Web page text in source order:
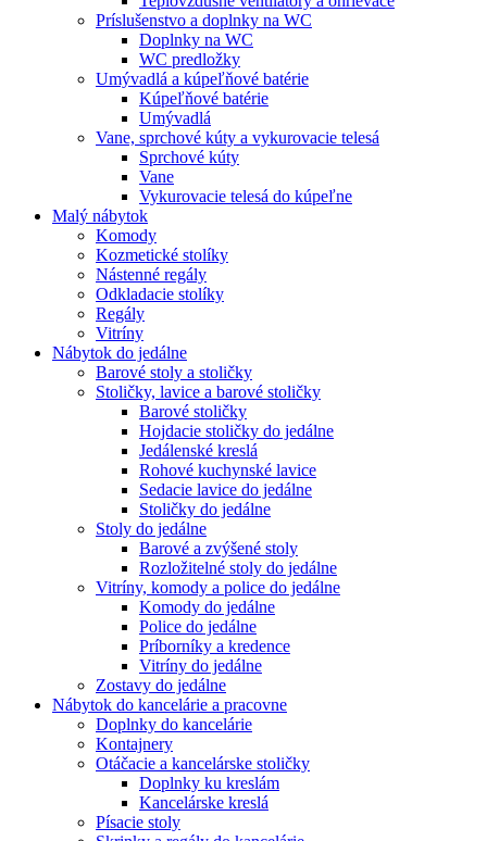
Príslušenstvo a doplnky na WC
Doplnky na WC
WC predložky
Umývadlá a kúpeľňové batérie
Kúpeľňové batérie
Umývadlá
Vane, sprchové kúty a vykurovacie telesá
Sprchové kúty
Vane
Vykurovacie telesá do kúpeľne
Malý nábytok
Komody
Kozmetické stolíky
Nástenné regály
Odkladacie stolíky
Regály
Vitríny
Nábytok do jedálne
Barové stoly a stoličky
Stoličky, lavice a barové stoličky
Barové stoličky
Hojdacie stoličky do jedálne
Jedálenské kreslá
Rohové kuchynské lavice
Sedacie lavice do jedálne
Stoličky do jedálne
Stoly do jedálne
Barové a zvýšené stoly
Rozložitelné stoly do jedálne
Vitríny, komody a police do jedálne
Komody do jedálne
Police do jedálne
Príborníky a kredence
Vitríny do jedálne
Zostavy do jedálne
Nábytok do kancelárie a pracovne
Doplnky do kancelárie
Kontajnery
Otáčacie a kancelárske stoličky
Doplnky ku kreslám
Kancelárske kreslá
Písacie stoly